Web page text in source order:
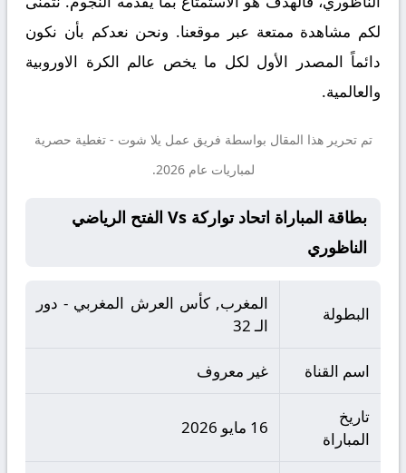
لكم مشاهدة ممتعة عبر موقعنا. ونحن نعدكم بأن نكون
دائماً المصدر الأول لكل ما يخص عالم الكرة الاوروبية
والعالمية.
تم تحرير هذا المقال بواسطة فريق عمل يلا شوت - تغطية حصرية
لمباريات عام 2026.
بطاقة المباراة اتحاد تواركة Vs الفتح الرياضي
الناظوري
البطولة
المغرب, كأس العرش المغربي - دور
الـ 32
اسم القناة غير معروف
تاريخ
المباراة
16 مايو 2026